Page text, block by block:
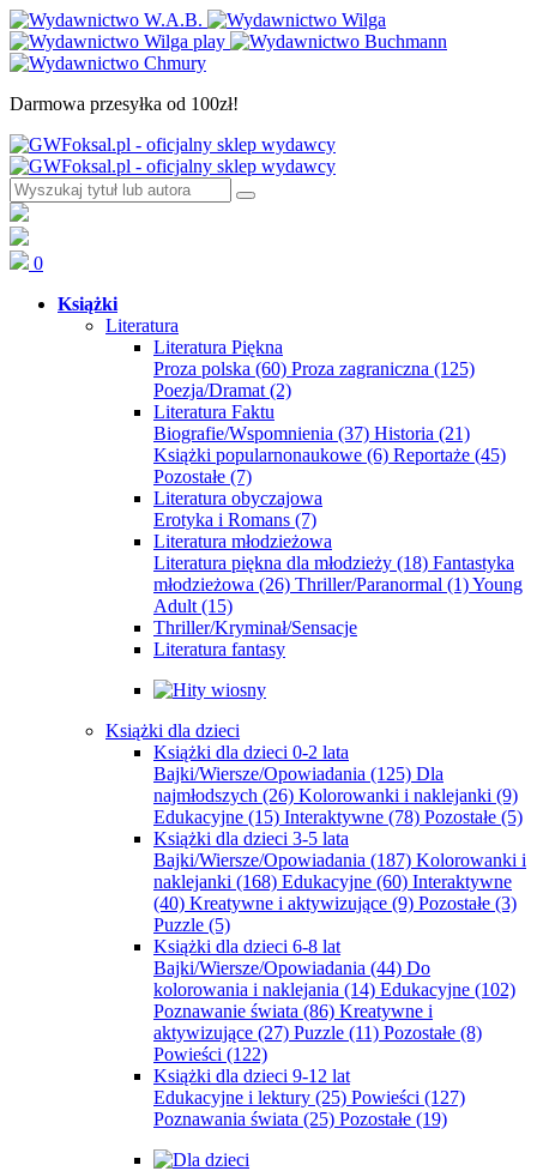
Darmowa przesyłka od 100zł!
0
Książki
Literatura
Literatura Piękna
Proza polska (60) Proza zagraniczna (125)
Poezja/Dramat (2)
Literatura Faktu
Biografie/Wspomnienia (37) Historia (21)
Książki popularnonaukowe (6) Reportaże (45)
Pozostałe (7)
Literatura obyczajowa
Erotyka i Romans (7)
Literatura młodzieżowa
Literatura piękna dla młodzieży (18) Fantastyka
młodzieżowa (26) Thriller/Paranormal (1)Young
Adult (15)
Thriller/Kryminał/Sensacje
Literatura fantasy
Książki dla dzieci
Książki dla dzieci 0-2 lata
Bajki/Wiersze/Opowiadania (125) Dla
najmłodszych (26) Kolorowanki i naklejanki (9)
Edukacyjne (15) Interaktywne (78) Pozostałe (5)
Książki dla dzieci 3-5 lata
Bajki/Wiersze/Opowiadania (187) Kolorowanki i
naklejanki (168) Edukacyjne (60) Interaktywne
(40) Kreatywne i aktywizujące (9) Pozostałe (3)
Puzzle (5)
Książki dla dzieci 6-8 lat
Bajki/Wiersze/Opowiadania (44) Do
kolorowania i naklejania (14) Edukacyjne (102)
Poznawanie świata (86) Kreatywne i
aktywizujące (27) Puzzle (11) Pozostałe (8)
Powieści (122)
Książki dla dzieci 9-12 lat
Edukacyjne i lektury (25) Powieści (127)
Poznawania świata (25) Pozostałe (19)